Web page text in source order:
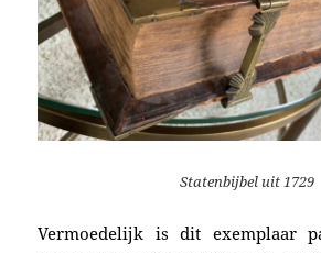
Statenbijbel uit 1729
Vermoedelijk is dit exemplaar